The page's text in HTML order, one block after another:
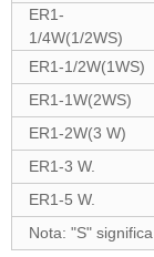
ER1-
1/4W(1/2WS)
ER1-1/2W(1WS)
ER1-1W(2WS)
ER1-2W(3 W)
ER1-3 W.
ER1-5 W.
Nota: "S"